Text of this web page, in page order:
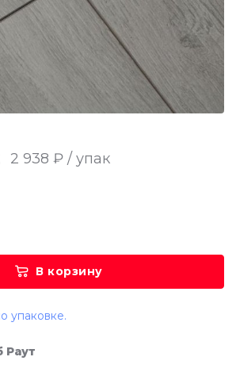
2 938 ₽ / упак
В корзину
упаковке.
Раут